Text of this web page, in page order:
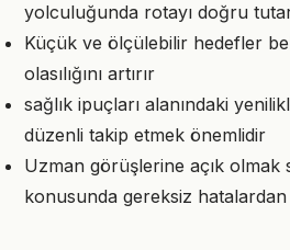
yolculuğunda rotayı doğru
Küçük ve ölçülebilir hedefler
olasılığını artırır
sağlık ipuçları alanındaki
düzenli takip etmek önemlidir
Uzman görüşlerine açık olmak
konusunda gereksiz